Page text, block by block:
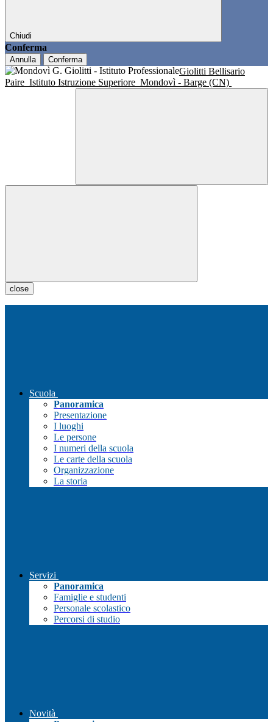
Chiudi
Conferma
Annulla Conferma
Giolitti Bellisario
Paire Istituto Istruzione Superiore Mondovì - Barge (CN)
close
Scuola
Panoramica
Presentazione
I luoghi
Le persone
I numeri della scuola
Le carte della scuola
Organizzazione
La storia
Servizi
Panoramica
Famiglie e studenti
Personale scolastico
Percorsi di studio
Novità